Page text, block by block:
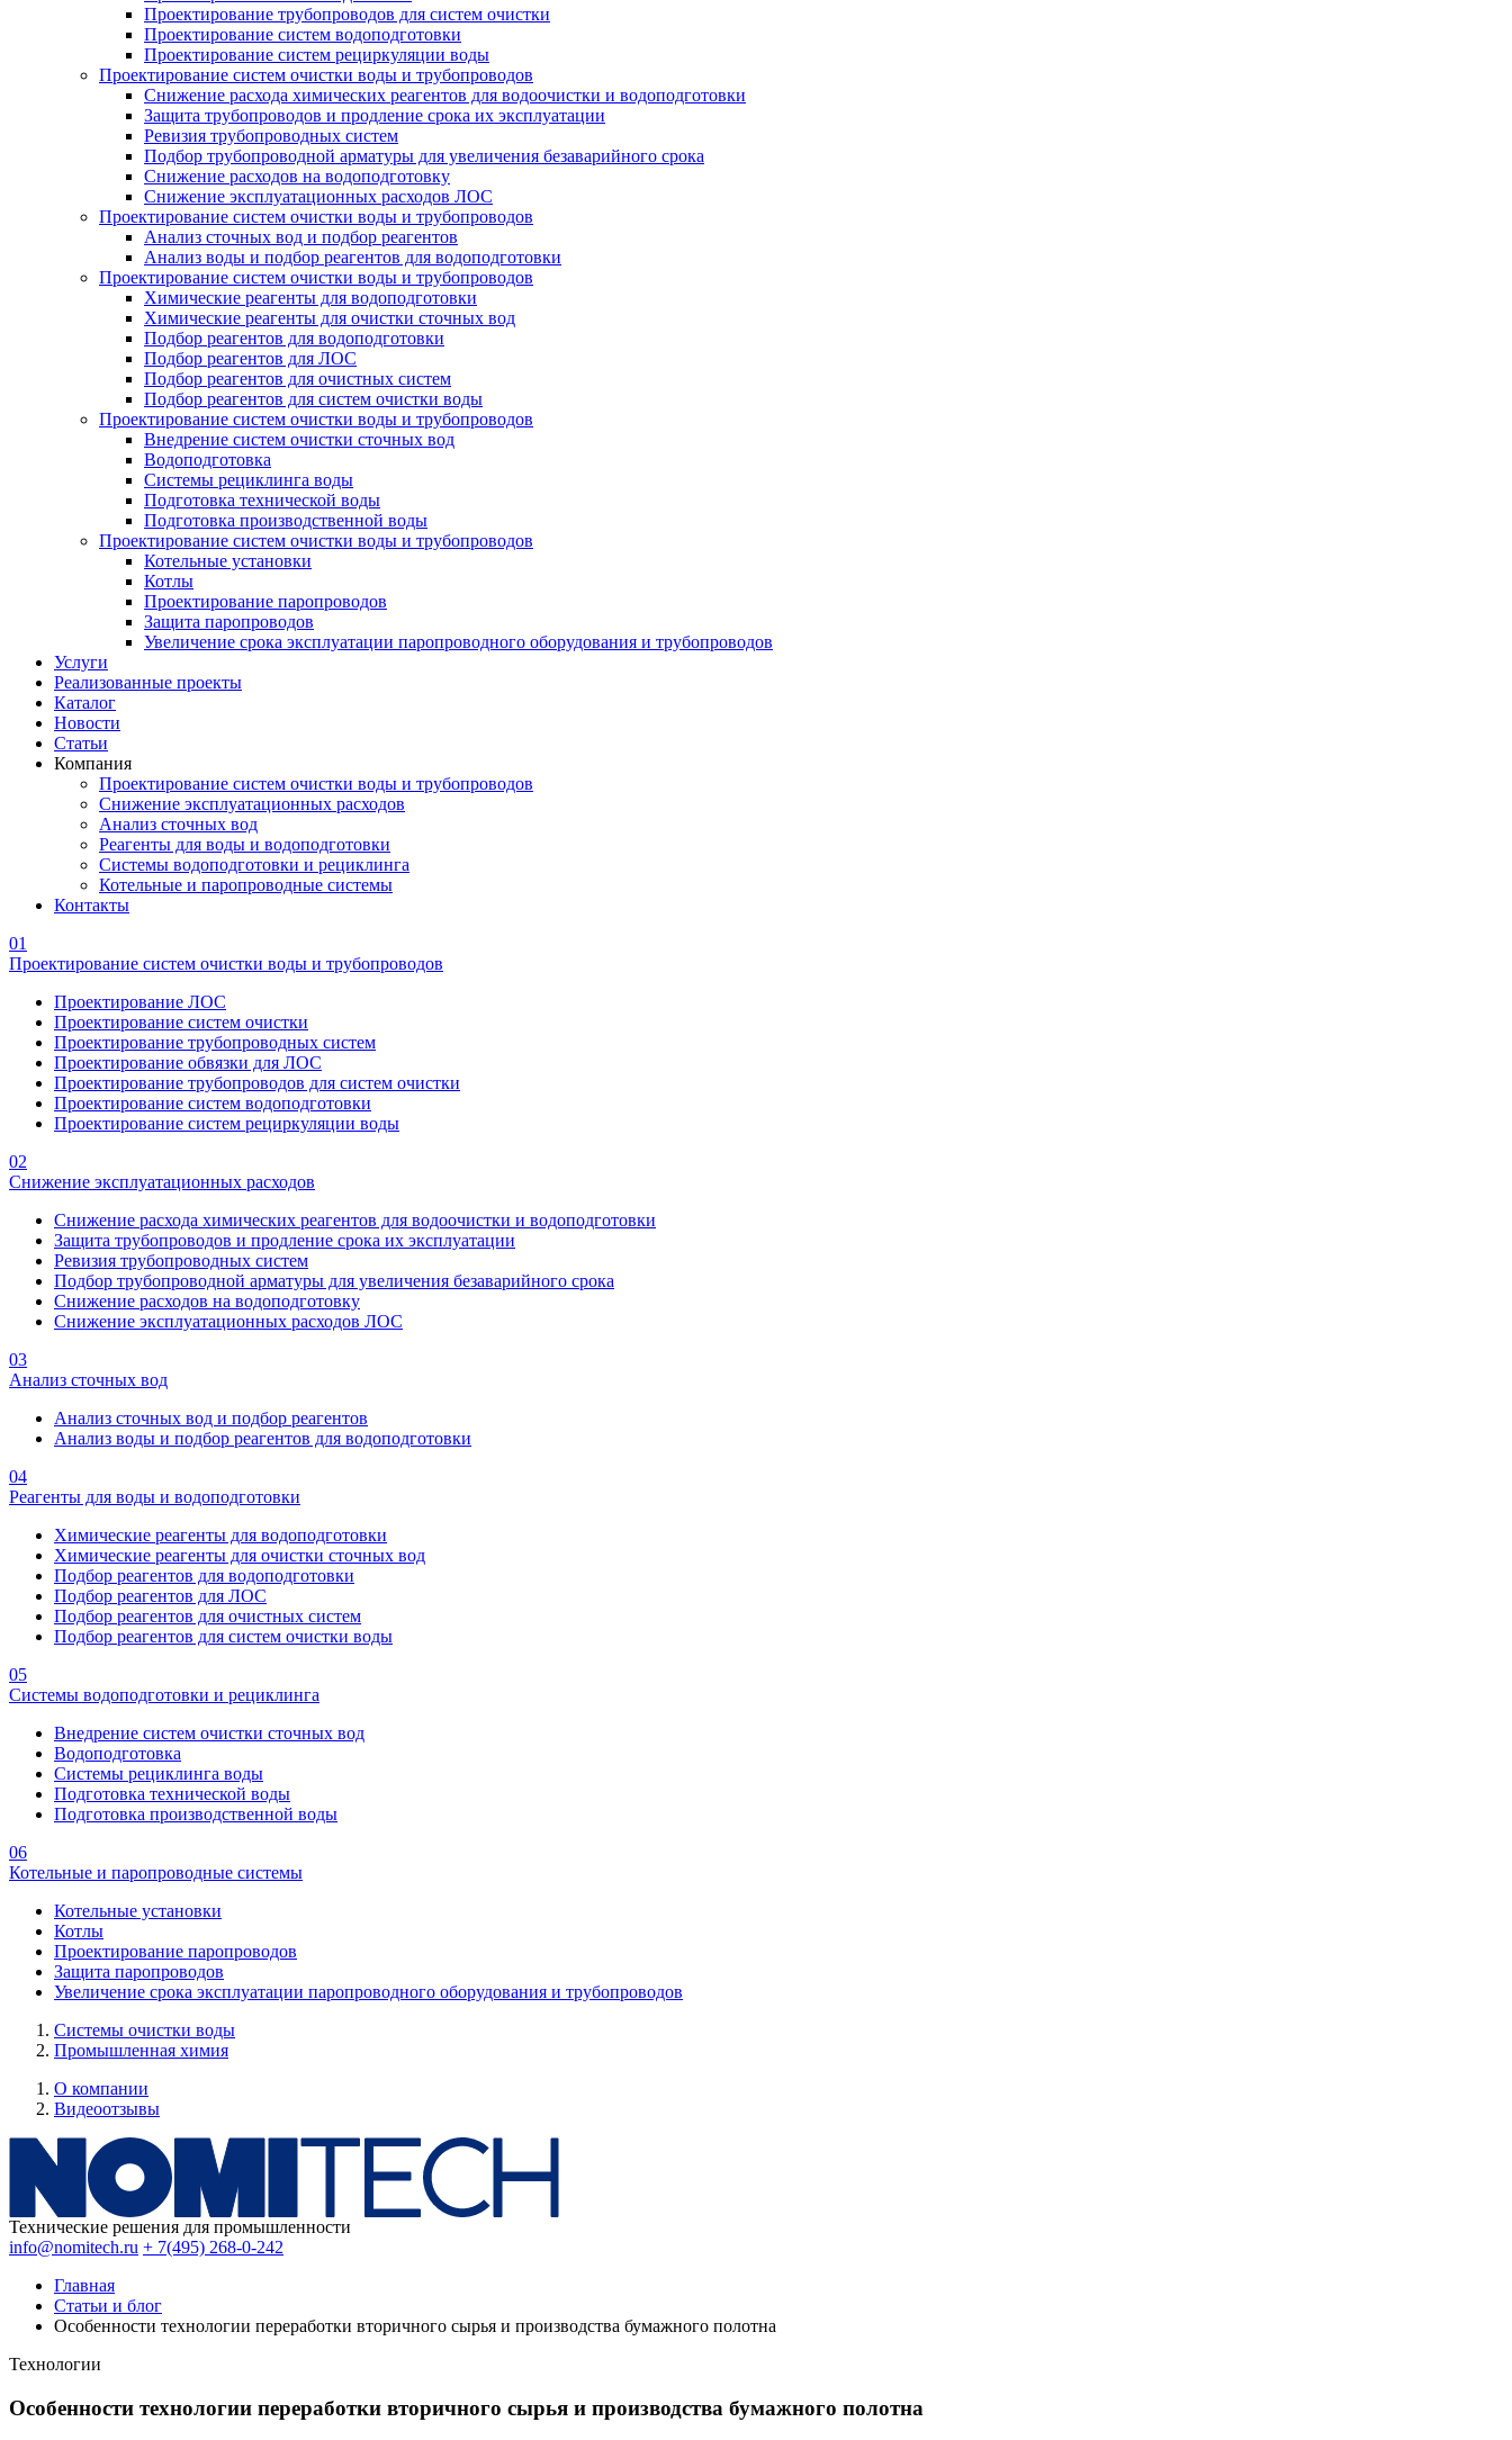
Проектирование трубопроводов для систем очистки
Проектирование систем водоподготовки
Проектирование систем рециркуляции воды
Проектирование систем очистки воды и трубопроводов
Снижение расхода химических реагентов для водоочистки и водоподготовки
Защита трубопроводов и продление срока их эксплуатации
Ревизия трубопроводных систем
Подбор трубопроводной арматуры для увеличения безаварийного срока
Снижение расходов на водоподготовку
Снижение эксплуатационных расходов ЛОС
Проектирование систем очистки воды и трубопроводов
Анализ сточных вод и подбор реагентов
Анализ воды и подбор реагентов для водоподготовки
Проектирование систем очистки воды и трубопроводов
Химические реагенты для водоподготовки
Химические реагенты для очистки сточных вод
Подбор реагентов для водоподготовки
Подбор реагентов для ЛОС
Подбор реагентов для очистных систем
Подбор реагентов для систем очистки воды
Проектирование систем очистки воды и трубопроводов
Внедрение систем очистки сточных вод
Водоподготовка
Системы рециклинга воды
Подготовка технической воды
Подготовка производственной воды
Проектирование систем очистки воды и трубопроводов
Котельные установки
Котлы
Проектирование паропроводов
Защита паропроводов
Увеличение срока эксплуатации паропроводного оборудования и трубопроводов
Услуги
Реализованные проекты
Каталог
Новости
Статьи
Компания
Проектирование систем очистки воды и трубопроводов
Снижение эксплуатационных расходов
Анализ сточных вод
Реагенты для воды и водоподготовки
Системы водоподготовки и рециклинга
Котельные и паропроводные системы
Контакты
01
Проектирование систем очистки воды и трубопроводов
Проектирование ЛОС
Проектирование систем очистки
Проектирование трубопроводных систем
Проектирование обвязки для ЛОС
Проектирование трубопроводов для систем очистки
Проектирование систем водоподготовки
Проектирование систем рециркуляции воды
02
Снижение эксплуатационных расходов
Снижение расхода химических реагентов для водоочистки и водоподготовки
Защита трубопроводов и продление срока их эксплуатации
Ревизия трубопроводных систем
Подбор трубопроводной арматуры для увеличения безаварийного срока
Снижение расходов на водоподготовку
Снижение эксплуатационных расходов ЛОС
03
Анализ сточных вод
Анализ сточных вод и подбор реагентов
Анализ воды и подбор реагентов для водоподготовки
04
Реагенты для воды и водоподготовки
Химические реагенты для водоподготовки
Химические реагенты для очистки сточных вод
Подбор реагентов для водоподготовки
Подбор реагентов для ЛОС
Подбор реагентов для очистных систем
Подбор реагентов для систем очистки воды
05
Системы водоподготовки и рециклинга
Внедрение систем очистки сточных вод
Водоподготовка
Системы рециклинга воды
Подготовка технической воды
Подготовка производственной воды
06
Котельные и паропроводные системы
Котельные установки
Котлы
Проектирование паропроводов
Защита паропроводов
Увеличение срока эксплуатации паропроводного оборудования и трубопроводов
Системы очистки воды
Промышленная химия
О компании
Видеоотзывы
Технические решения для промышленности
info@nomitech.ru + 7(495) 268-0-242
Главная
Статьи и блог
Особенности технологии переработки вторичного сырья и производства бумажного полотна
Технологии
Особенности технологии переработки вторичного сырья и производства бумажного полотна